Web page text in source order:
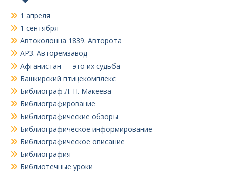
1 апреля
1 сентября
Автоколонна 1839. Авторота
АРЗ. Авторемзавод
Афганистан — это их судьба
Башкирский птицекомплекс
Библиограф Л. Н. Макеева
Библиографирование
Библиографические обзоры
Библиографическое информирование
Библиографическое описание
Библиография
Библиотечные уроки